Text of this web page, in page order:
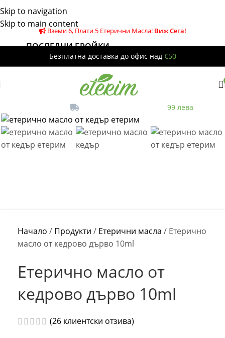
Skip to navigation
Skip to main content
Вземи 6, Плати 5 Етерични Масла! Виж Сега!
Безплатна доставка до офис над €50
99 лева
Начало / Продукти / Етерични масла / Етерично
масло от кедрово дърво 10ml
Етерично масло от
кедрово дърво 10ml
(26 клиентски отзива)
ПОСЛЕДНИ БРОЙКИ